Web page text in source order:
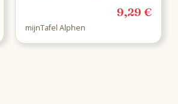
9,29 €
mijnTafel Alphen